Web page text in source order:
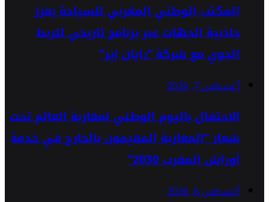
المكتب الوطني المغربي للسياحة يعزز
جاذبية الجهات عبر برنامج تاريخي للربط
الجوي مع شركة “رايان إير”
أغسطس 7, 2026
الاحتفال باليوم الوطني لمغاربة العالم تحت
شعار “المغاربة المقيمون بالخارج في خدمة
أوراش المغرب 2030”
أغسطس 6, 2026